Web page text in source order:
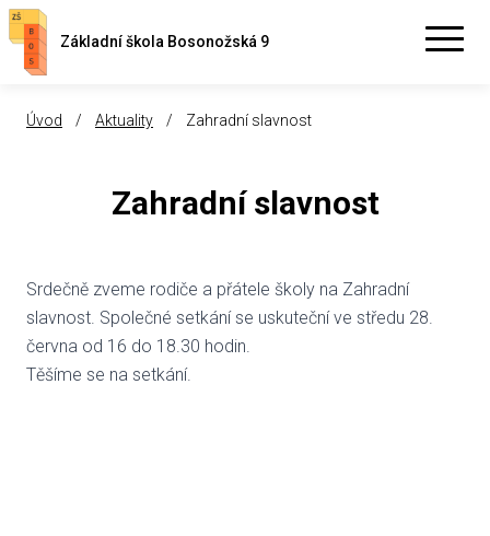
Základní škola Bosonožská 9
Úvod / Aktuality / Zahradní slavnost
Zahradní slavnost
Srdečně zveme rodiče a přátele školy na Zahradní
slavnost. Společné setkání se uskuteční ve středu 28.
června od 16 do 18.30 hodin.
Těšíme se na setkání.